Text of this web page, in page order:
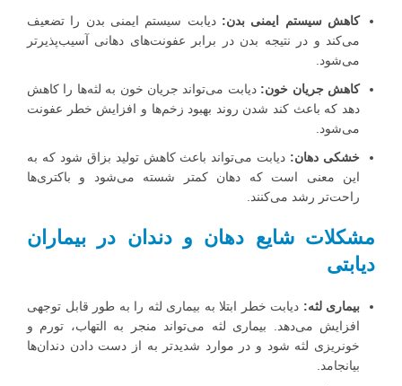
کاهش سیستم ایمنی بدن: دیابت سیستم ایمنی بدن را تضعیف
می‌کند و در نتیجه بدن در برابر عفونت‌های دهانی آسیب‌پذیرتر
می‌شود.
کاهش جریان خون: دیابت می‌تواند جریان خون به لثه‌ها را کاهش
دهد که باعث کند شدن روند بهبود زخم‌ها و افزایش خطر عفونت
می‌شود.
خشکی دهان: دیابت می‌تواند باعث کاهش تولید بزاق شود که به
این معنی است که دهان کمتر شسته می‌شود و باکتری‌ها
راحت‌تر رشد می‌کنند.
مشکلات شایع دهان و دندان در بیماران
دیابتی
بیماری لثه: دیابت خطر ابتلا به بیماری لثه را به طور قابل توجهی
افزایش می‌دهد. بیماری لثه می‌تواند منجر به التهاب، تورم و
خونریزی لثه شود و در موارد شدیدتر به از دست دادن دندان‌ها
بیانجامد.